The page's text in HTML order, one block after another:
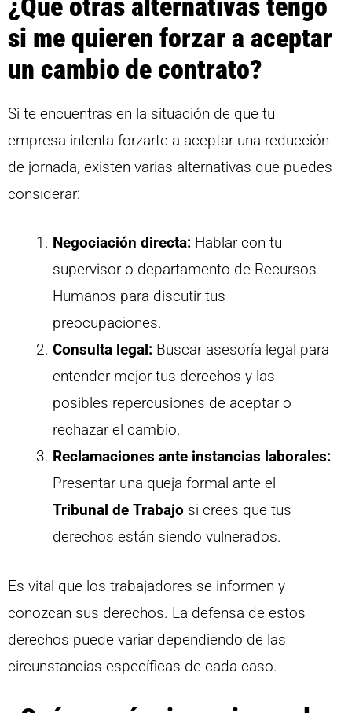
si me quieren forzar a aceptar
un cambio de contrato?
Si te encuentras en la situación de que tu
empresa intenta forzarte a aceptar una reducción
de jornada, existen varias alternativas que puedes
considerar:
Negociación directa: Hablar con tu
supervisor o departamento de Recursos
Humanos para discutir tus
preocupaciones.
Consulta legal: Buscar asesoría legal para
entender mejor tus derechos y las
posibles repercusiones de aceptar o
rechazar el cambio.
Reclamaciones ante instancias laborales:
Presentar una queja formal ante el
Tribunal de Trabajo si crees que tus
derechos están siendo vulnerados.
Es vital que los trabajadores se informen y
conozcan sus derechos. La defensa de estos
derechos puede variar dependiendo de las
circunstancias específicas de cada caso.